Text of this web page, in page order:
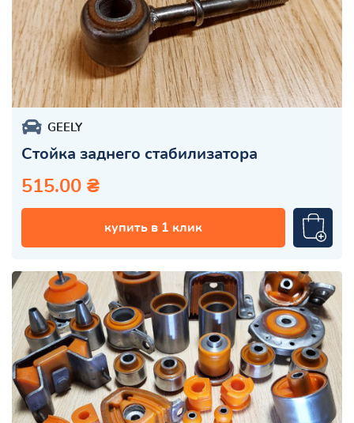
GEELY
Стойка заднего стабилизатора
515.00 ₴
купить в 1 клик